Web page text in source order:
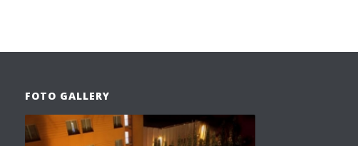
FOTO GALLERY